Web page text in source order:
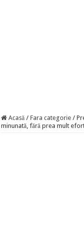
Acasă / Fara categorie /
minunată, fără prea mult